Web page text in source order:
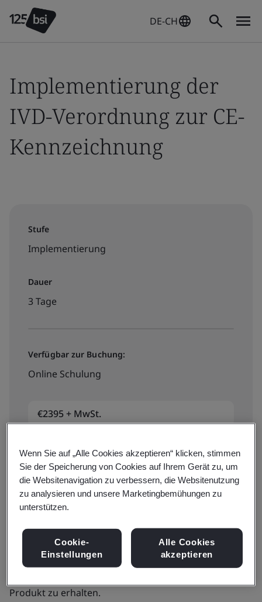
DE-CH
Implementierung der
IVD-Verordnung zur CE-
Kennzeichnung
Stufe
Implementierung
Dauer
3 Tage
Verfügbar zur Buchung:
Online Schulung
€2395 + MwSt.
Termine/Preise
Der Kurs hilft bei der Implementierung der
Anforderungen der Europäischen IVD Verordnung
Produkt zu erhalten.
Wenn Sie auf „Alle Cookies akzeptieren“ klicken, stimmen
Sie der Speicherung von Cookies auf Ihrem Gerät zu, um
die Websitenavigation zu verbessern, die Websitenutzung
zu analysieren und unsere Marketingbemühungen zu
unterstützen.
Cookie-
Einstellungen
Alle Cookies
akzeptieren